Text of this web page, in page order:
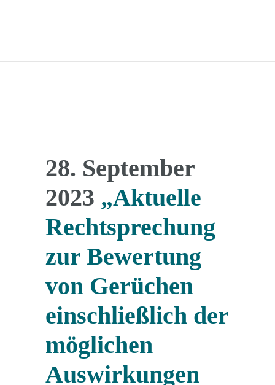
28. September
2023 „Aktuelle
Rechtsprechung
zur Bewertung
von Gerüchen
einschließlich der
möglichen
Auswirkungen